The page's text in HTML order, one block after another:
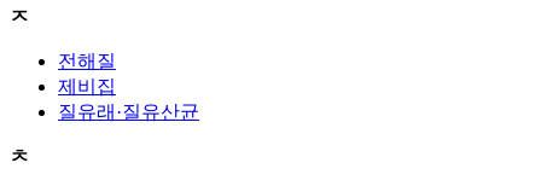
ㅈ
전해질
제비집
질유래·질유산균
ㅊ